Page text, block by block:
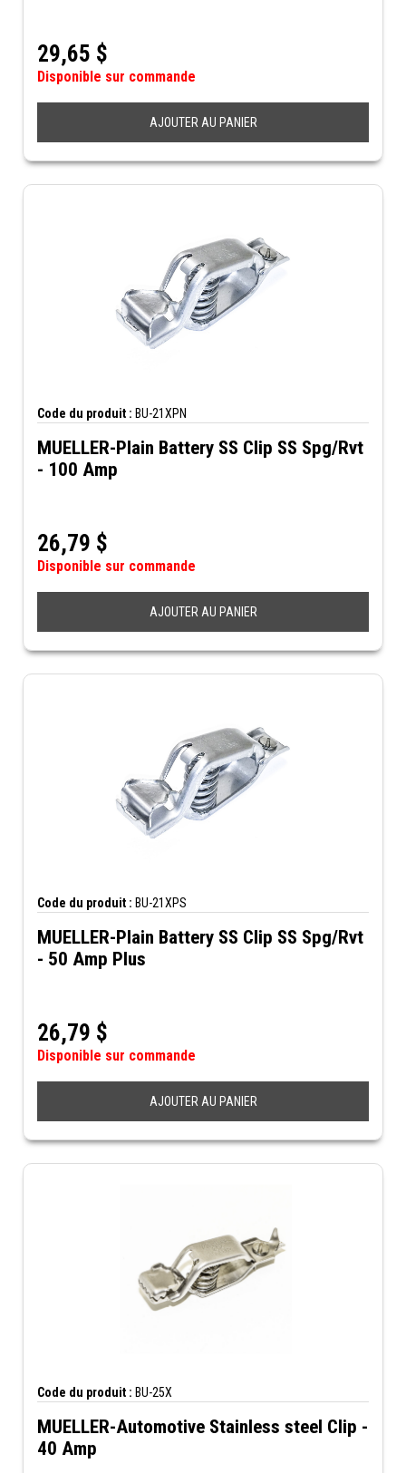
29,65 $
Disponible sur commande
AJOUTER AU PANIER
Code du produit : BU-21XPN
MUELLER-Plain Battery SS Clip SS Spg/Rvt
- 100 Amp
26,79 $
Disponible sur commande
AJOUTER AU PANIER
Code du produit : BU-21XPS
MUELLER-Plain Battery SS Clip SS Spg/Rvt
- 50 Amp Plus
26,79 $
Disponible sur commande
AJOUTER AU PANIER
Code du produit : BU-25X
MUELLER-Automotive Stainless steel Clip -
40 Amp